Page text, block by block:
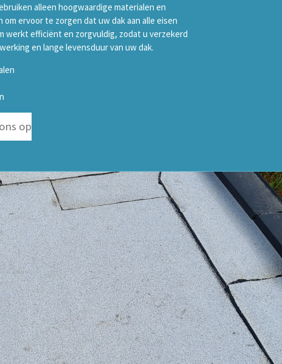
alleen hoogwaardige materialen en
ervoor te zorgen dat uw dak aan alle eisen
werkt efficiënt en zorgvuldig, zodat u verzekerd
en lange levensduur van uw dak.
op